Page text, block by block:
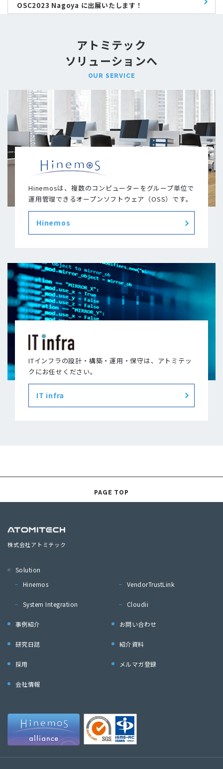
OSC2023 Nagoya に出展いたします！
アトミテック
ソリューションへ
OUR SERVICE
Hinemosは、複数のコンピューターをグループ単位で
運用管理できるオープンソフトウェア（OSS）です。
Hinemos
ITインフラの設計・構築・運用・保守は、アトミテッ
クにお任せください。
IT infra
PAGE TOP
株式会社アトミテック
Solution
Hinemos
VendorTrustLink
System Integration Cloudii
事例紹介
研究日誌
採用
会社情報
お問い合わせ
紹介資料
メルマガ登録